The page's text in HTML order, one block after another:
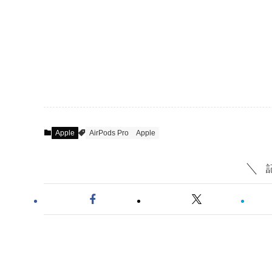
Apple AirPods Pro Apple